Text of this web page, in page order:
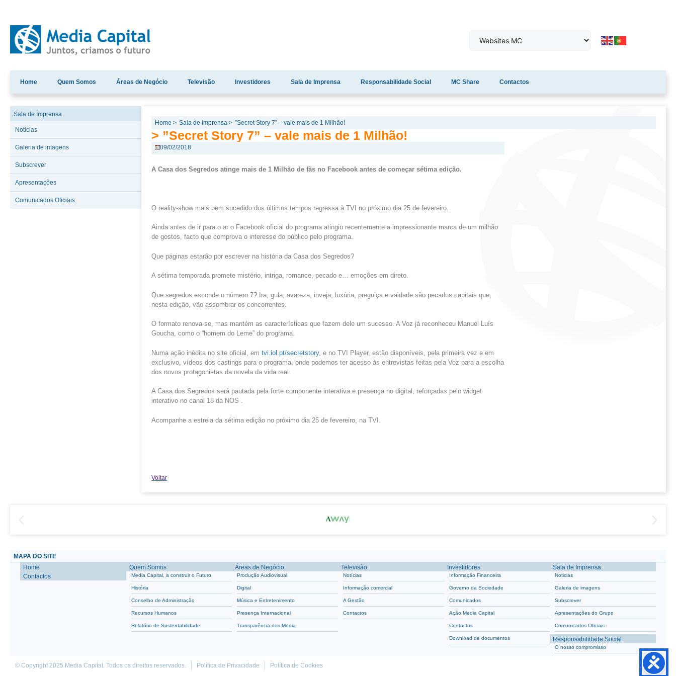
Home Quem Somos Áreas de Negócio Televisão Investidores Sala de Imprensa Responsabilidade Social MC Share Contactos
Sala de Imprensa
Noticias
Galeria de imagens
Subscrever
Apresentações
Comunicados Oficiais
Home > Sala de Imprensa > ‪”Secret Story 7” – vale mais de 1 Milhão!‬‬‬‬
> ‪”Secret Story 7” – vale mais de 1 Milhão!‬‬‬‬
09/02/2018
A Casa dos Segredos atinge mais de 1 Milhão de fãs no Facebook antes de começar sétima edição.
O reality-show mais bem sucedido dos últimos tempos regressa à TVI no próximo dia 25 de fevereiro.
‪Ainda antes de ir para o ar o Facebook oficial do programa atingiu recentemente a impressionante marca de um milhão
de gostos, facto que comprova o interesse do público pelo programa.
Que páginas estarão por escrever na história da Casa dos Segredos?
A sétima temporada promete mistério, intriga, romance, pecado e… emoções em direto.
Que segredos esconde o número 7? Ira, gula, avareza, inveja, luxúria, preguiça e vaidade são pecados capitais que,
nesta edição, vão assombrar os concorrentes.
O formato renova-se, mas mantém as características que fazem dele um sucesso. A Voz já reconheceu Manuel Luís
Goucha, como o “homem do Leme” do programa.
Numa ação inédita no site oficial, em tvi.iol.pt/secretstory, e no TVI Player, estão disponíveis, pela primeira vez e em
exclusivo, vídeos dos castings para o programa, onde podemos ter acesso às entrevistas feitas pela Voz para a escolha
dos novos protagonistas da novela da vida real.
A Casa dos Segredos será pautada pela forte componente interativa e presença no digital, reforçadas pelo widget
interativo no canal 18 da NOS .
Acompanhe a estreia da sétima edição no próximo dia 25 de fevereiro, na TVI.
Voltar
MAPA DO SITE
Home
Contactos
Quem Somos
Media Capital, a construir o Futuro
História
Conselho de Administração
Recursos Humanos
Relatório de Sustentabilidade
Áreas de Negócio
Produção Audiovisual
Digital
Música e Entretenimento
Presença Internacional
Transparência dos Media
Televisão
Notícias
Informação comercial
A Gestão
Contactos
Investidores
Informação Financeira
Governo da Sociedade
Comunicados
Ação Media Capital
Contactos
Download de documentos
Sala de Imprensa
Noticias
Galeria de imagens
Subscrever
Apresentações do Grupo
Comunicados Oficiais
Responsabilidade Social
O nosso compromisso
© Copyright 2025 Media Capital. Todos os direitos reservados. Política de Privacidade Política de Cookies